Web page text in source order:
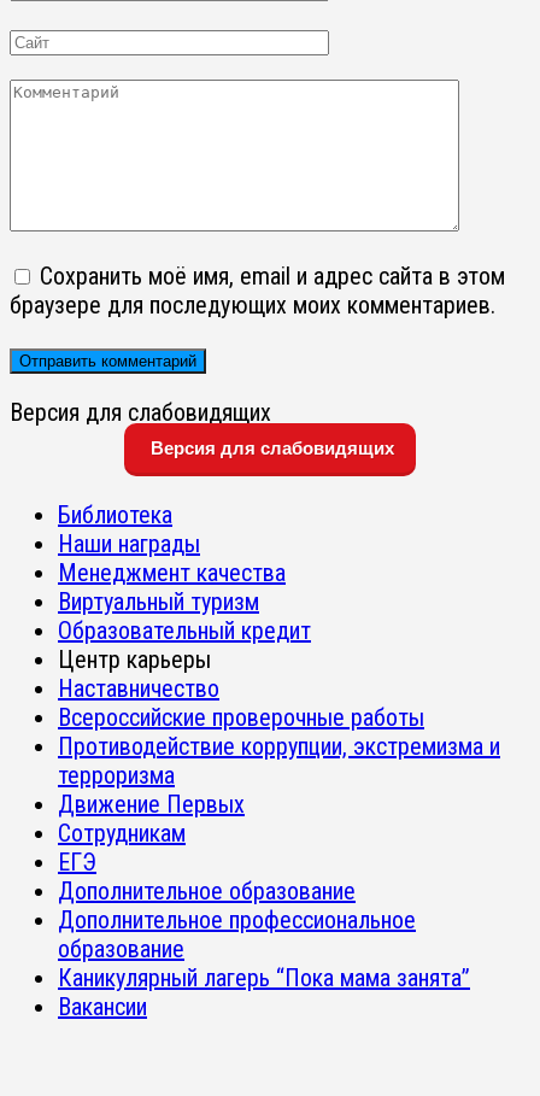
Сайт
Комментарий
Сохранить моё имя, email и адрес сайта в этом
браузере для последующих моих комментариев.
Версия для слабовидящих
Версия для слабовидящих
Библиотека
Наши награды
Менеджмент качества
Виртуальный туризм
Образовательный кредит
Центр карьеры
Наставничество
Всероссийские проверочные работы
Противодействие коррупции, экстремизма и
терроризма
Движение Первых
Сотрудникам
ЕГЭ
Дополнительное образование
Дополнительное профессиональное
образование
Каникулярный лагерь “Пока мама занята”
Вакансии